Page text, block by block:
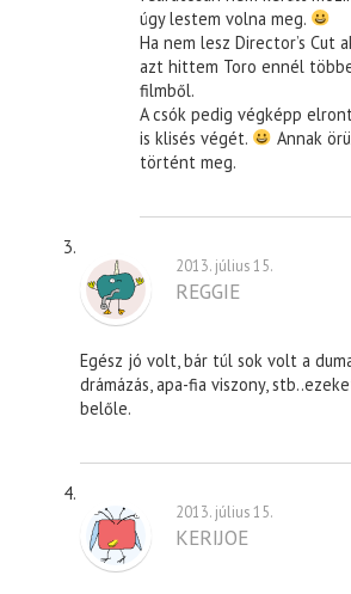
úgy lestem volna meg.
Ha nem lesz Director’s Cut
azt hittem Toro ennél
filmből.
A csók pedig végképp
is klisés végét.
Annak
történt meg.
2013. július 15.
REGGIE
Egész jó volt, bár túl sok volt a
drámázás, apa-fia viszony,
belőle.
2013. július 15.
KERIJOE